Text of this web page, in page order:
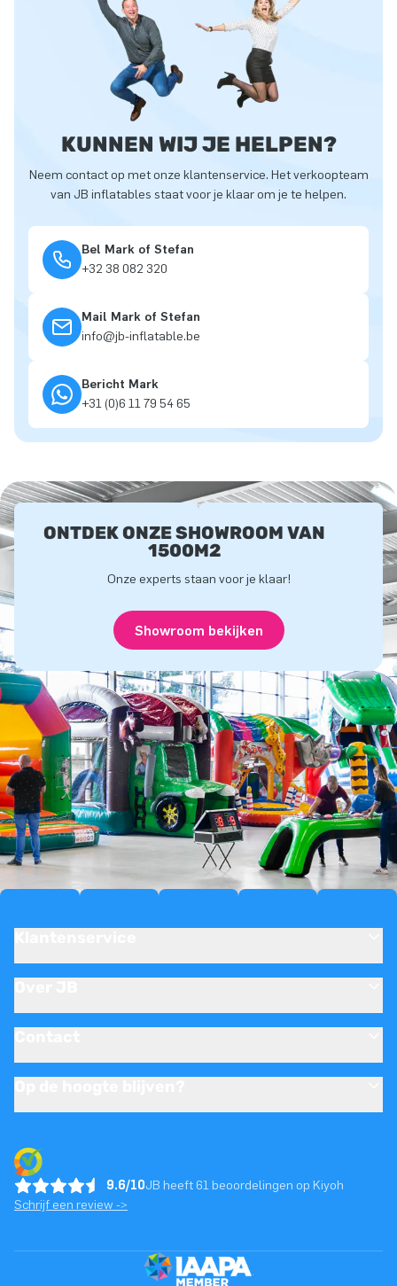
KUNNEN WIJ JE HELPEN?
Neem contact op met onze klantenservice. Het verkoopteam
van JB inflatables staat voor je klaar om je te helpen.
Bel Mark of Stefan
+32 38 082 320
Mail Mark of Stefan
info@jb-inflatable.be
Bericht Mark
+31 (0)6 11 79 54 65
ONTDEK ONZE SHOWROOM VAN
1500M2
Onze experts staan voor je klaar!
Showroom bekijken
9.6/10JB heeft 61 beoordelingen op Kiyoh
Schrijf een review ->